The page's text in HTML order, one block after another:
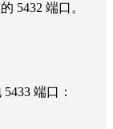
5432 端口。
端口：